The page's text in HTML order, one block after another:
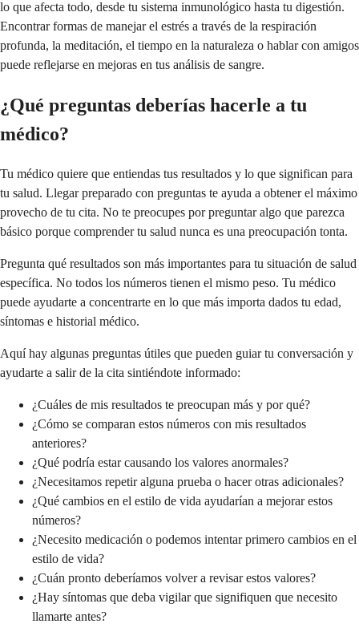
lo que afecta todo, desde tu sistema inmunológico hasta tu digestión.
Encontrar formas de manejar el estrés a través de la respiración
profunda, la meditación, el tiempo en la naturaleza o hablar con amigos
puede reflejarse en mejoras en tus análisis de sangre.
¿Qué preguntas deberías hacerle a tu
médico?
Tu médico quiere que entiendas tus resultados y lo que significan para
tu salud. Llegar preparado con preguntas te ayuda a obtener el máximo
provecho de tu cita. No te preocupes por preguntar algo que parezca
básico porque comprender tu salud nunca es una preocupación tonta.
Pregunta qué resultados son más importantes para tu situación de salud
específica. No todos los números tienen el mismo peso. Tu médico
puede ayudarte a concentrarte en lo que más importa dados tu edad,
síntomas e historial médico.
Aquí hay algunas preguntas útiles que pueden guiar tu conversación y
ayudarte a salir de la cita sintiéndote informado:
¿Cuáles de mis resultados te preocupan más y por qué?
¿Cómo se comparan estos números con mis resultados
anteriores?
¿Qué podría estar causando los valores anormales?
¿Necesitamos repetir alguna prueba o hacer otras adicionales?
¿Qué cambios en el estilo de vida ayudarían a mejorar estos
números?
¿Necesito medicación o podemos intentar primero cambios en el
estilo de vida?
¿Cuán pronto deberíamos volver a revisar estos valores?
¿Hay síntomas que deba vigilar que signifiquen que necesito
llamarte antes?